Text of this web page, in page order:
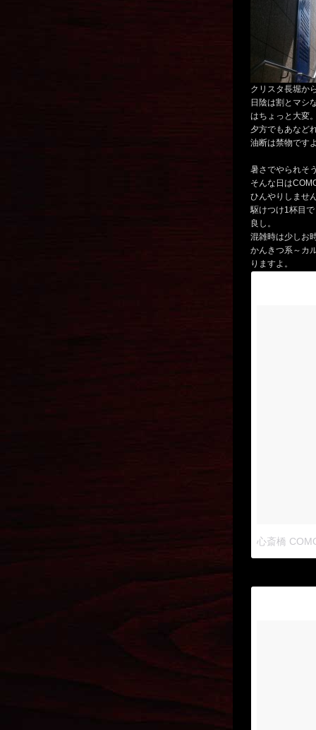
クリスタ長堀か
日陰は割とマシ
はちょっと大変
夕方でもあなど
油断は禁物です
暑さでやられそ
そんな日は
ひんやりしませ
駆けつけ1杯目
良し。
混雑時は少しお
かんきつ系～カ
りますよ。